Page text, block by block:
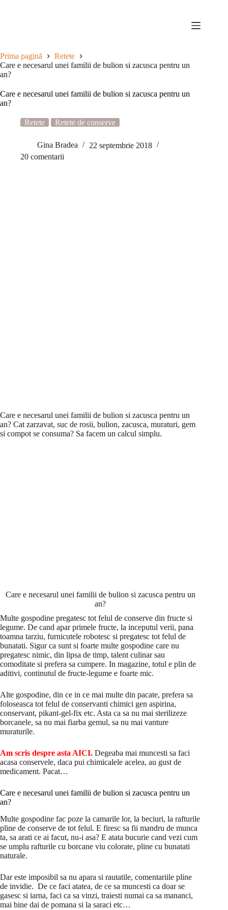
Prima pagină
Retete
Care e necesarul unei familii de bulion si zacusca pentru un
an?
Care e necesarul unei familii de bulion si zacusca pentru un
an?
Retete Retete de conserve
Gina Bradea
22 septembrie 2018
20 comentarii
Care e necesarul unei familii de bulion si zacusca pentru un
an? Cat zarzavat, suc de rosii, bulion, zacusca, muraturi, gem
si compot se consuma? Sa facem un calcul simplu.
Care e necesarul unei familii de bulion si zacusca pentru un
an?
Multe gospodine pregatesc tot felul de conserve din fructe si
legume. De cand apar primele fructe, la inceputul verii, pana
toamna tarziu, furnicutele robotesc si pregatesc tot felul de
bunatati. Sigur ca sunt si foarte multe gospodine care nu
pregatesc nimic, din lipsa de timp, talent culinar sau
comoditate si prefera sa cumpere. In magazine, totul e plin de
aditivi, continutul de fructe-legume e foarte mic.
Alte gospodine, din ce in ce mai multe din pacate, prefera sa
foloseasca tot felul de conservanti chimici gen aspirina,
conservant, pikant-gel-fix etc. Asta ca sa nu mai sterilizeze
borcanele, sa nu mai fiarba gemul, sa nu mai vanture
muraturile.
Am scris despre asta AICI. Degeaba mai muncesti sa faci
acasa conservele, daca pui chimicalele acelea, au gust de
medicament. Pacat…
Care e necesarul unei familii de bulion si zacusca pentru un
an?
Multe gospodine fac poze la camarile lor, la beciuri, la rafturile
pline de conserve de tot felul. E firesc sa fii mandru de munca
ta, sa arati ce ai facut, nu-i asa? E atata bucurie cand vezi cum
se umplu rafturile cu borcane viu colorate, pline cu bunatati
naturale.
Dar este imposibil sa nu apara si rautatile, comentariile pline
de invidie. De ce faci atatea, de ce sa muncesti ca doar se
gasesc si iarna, faci ca sa vinzi, traiesti numai ca sa mananci,
mai bine dai de pomana si la saraci etc…